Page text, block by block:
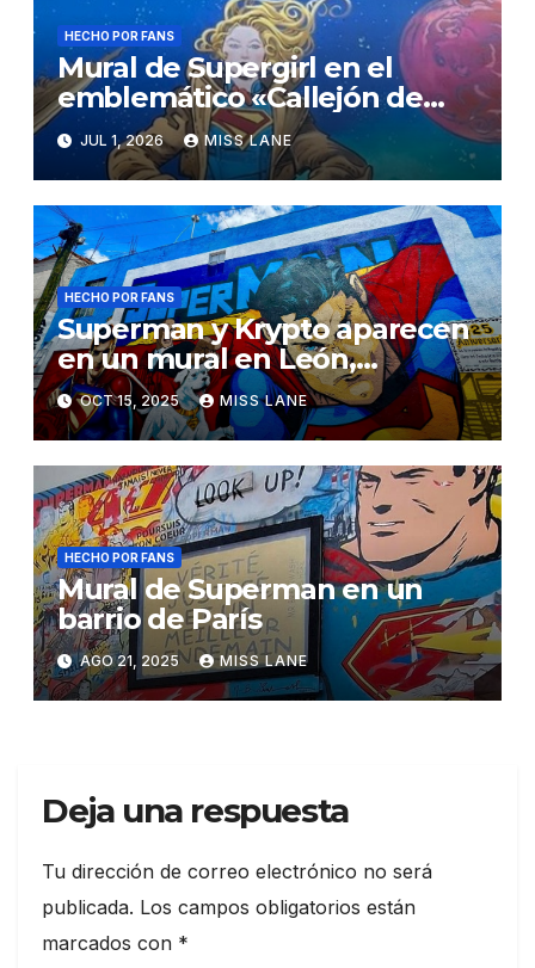
HECHO POR FANS
Mural de Supergirl en el
emblemático «Callejón de
Batman» de São Paulo (Brasil)
JUL 1, 2026 MISS LANE
HECHO POR FANS
Superman y Krypto aparecen
en un mural en León,
Guanajuato (México)
OCT 15, 2025 MISS LANE
HECHO POR FANS
Mural de Superman en un
barrio de París
AGO 21, 2025 MISS LANE
Deja una respuesta
Tu dirección de correo electrónico no será
publicada. Los campos obligatorios están
marcados con *